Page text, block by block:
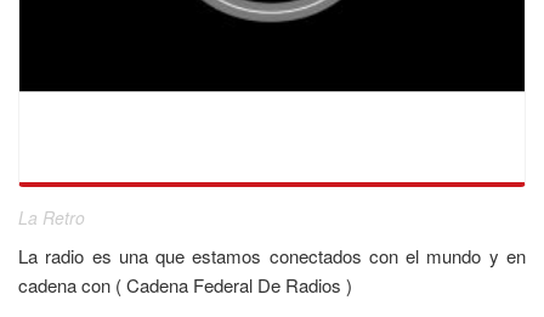
La Retro
La radio es una que estamos conectados con el mundo y en
cadena con ( Cadena Federal De Radios )